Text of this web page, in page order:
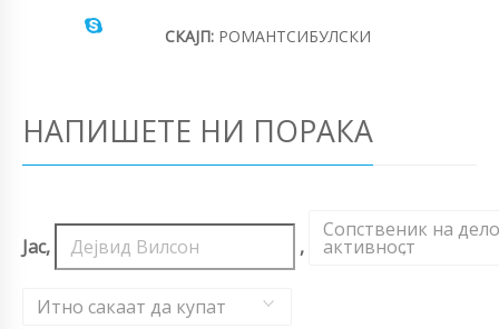
СКАЈП: РОМАНТСИБУЛСКИ
НАПИШЕТЕ НИ ПОРАКА
Јас, ,
Сопственик на
активност
,
Итно сакаат да купат